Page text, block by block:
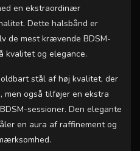
en ekstraordinær
Dette halsbånd er
de mest krævende BDSM-
kvalitet og elegance.
stål af høj kvalitet, der
men også tilføjer en ekstra
sessioner. Den elegante
en aura af raffinement og